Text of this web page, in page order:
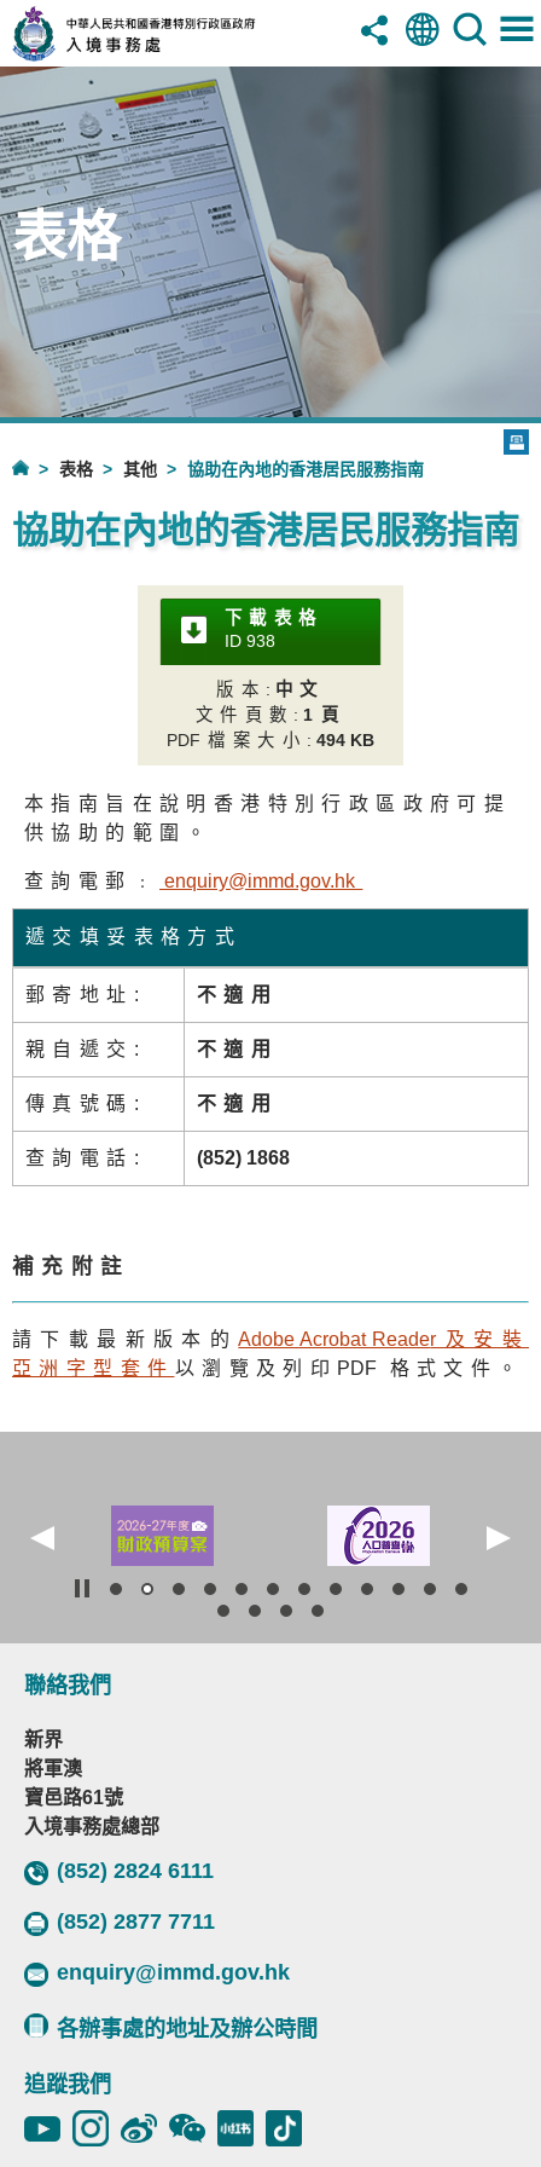
表格
表格 其他 協助在內地的香港居民服務指南
協助在內地的香港居民服務指南
下載表格
ID 938
版本 : 中文
文件頁數 : 1頁
PDF檔案大小 : 494 KB
本指南旨在說明香港特別行政區政府可提
供協助的範圍。
查詢電郵﹕ enquiry@immd.gov.hk
遞交填妥表格方式
郵寄地址: 不適用
親自遞交: 不適用
傳真號碼: 不適用
查詢電話: (852) 1868
補充附註
請下載最新版本的Adobe Acrobat Reader及安裝
亞洲字型套件 以瀏覽及列印 PDF 格式文件。
聯絡我們
新界
將軍澳
寶邑路61號
入境事務處總部
(852) 2824 6111
(852) 2877 7711
enquiry@immd.gov.hk
各辦事處的地址及辦公時間
追蹤我們